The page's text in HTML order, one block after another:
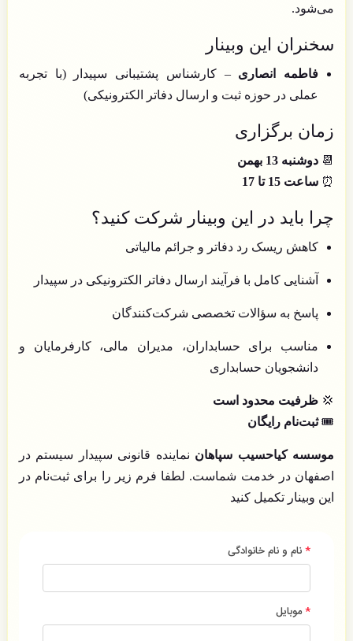
می‌شود.
سخنران این وبینار
فاطمه انصاری – کارشناس پشتیبانی سپیدار (با تجربه
عملی در حوزه ثبت و ارسال دفاتر الکترونیکی)
زمان برگزاری
📆 دوشنبه 13 بهمن
⏰ ساعت 15 تا 17
چرا باید در این وبینار شرکت کنید؟
کاهش ریسک رد دفاتر و جرائم مالیاتی
آشنایی کامل با فرآیند ارسال دفاتر الکترونیکی در سپیدار
پاسخ به سؤالات تخصصی شرکت‌کنندگان
مناسب برای حسابداران، مدیران مالی، کارفرمایان و
دانشجویان حسابداری
💢 ظرفیت محدود است
🎟ثبت‌نام رایگان
موسسه کیاحسیب سپاهان نماینده قانونی سپیدار سیستم در
اصفهان در خدمت شماست. لطفا فرم زیر را برای ثبت‌نام در
این وبینار تکمیل کنید